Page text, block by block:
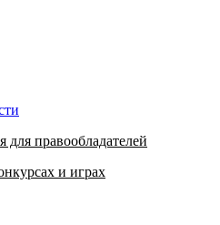
правообладателей
и играх